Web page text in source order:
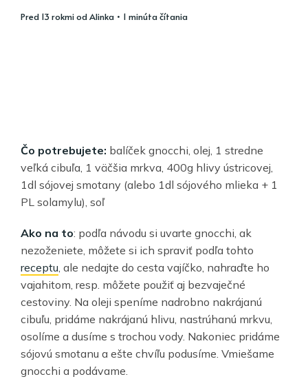
pred 13 rokmiodAlinka • 1 minúta čítania
Čo potrebujete: balíček gnocchi, olej, 1 stredne
veľká cibuľa, 1 väčšia mrkva, 400g hlivy ústricovej,
1dl sójovej smotany (alebo 1dl sójového mlieka + 1
PL solamylu), soľ
Ako na to: podľa návodu si uvarte gnocchi, ak
nezoženiete, môžete si ich spraviť podľa tohto
receptu, ale nedajte do cesta vajíčko, nahraďte ho
vajahitom, resp. môžete použiť aj bezvaječné
cestoviny. Na oleji speníme nadrobno nakrájanú
cibuľu, pridáme nakrájanú hlivu, nastrúhanú mrkvu,
osolíme a dusíme s trochou vody. Nakoniec pridáme
sójovú smotanu a ešte chvíľu podusíme. Vmiešame
gnocchi a podávame.